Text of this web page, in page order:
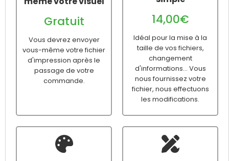
Gratuit
Vous devrez envoyer
vous-même votre fichier
d'impression après le
passage de votre
commande.
14,00€
Idéal pour la mise à la
taille de vos fichiers,
changement
d'informations... Vous
nous fournissez votre
fichier, nous effectuons
les modifications.